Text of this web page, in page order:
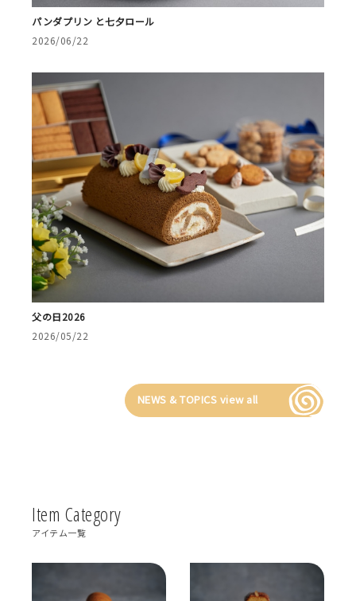
パンダプリン と七夕ロール
2026/06/22
父の日2026
2026/05/22
NEWS & TOPICS view all
Item Category
アイテム一覧